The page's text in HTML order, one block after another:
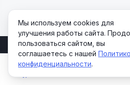
Allcourses
Мы используем cookies для
улучшения работы сайта.
пользоваться сайтом, вы
соглашаетесь с нашей
конфиденциальности.